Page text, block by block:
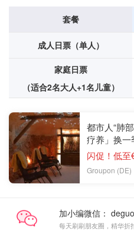
套餐
成人日票（单人）
家庭日票
（适合2名大人+1名儿童）
都市人“肺
疗养」换一
闪促！低至
Groupon (DE)
加小编微信：
每天刷刷朋友圈，精华折